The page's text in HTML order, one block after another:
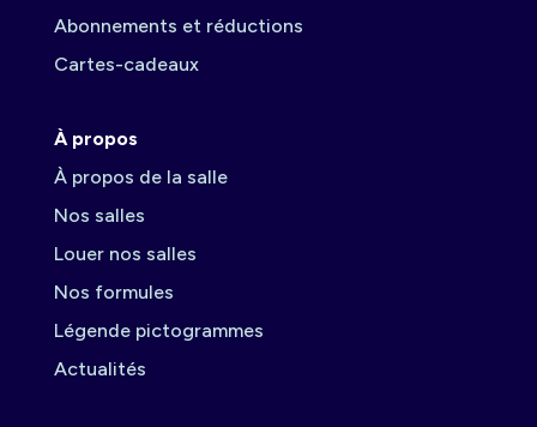
Abonnements et réductions
Cartes-cadeaux
À propos
À propos de la salle
Nos salles
Louer nos salles
Nos formules
Légende pictogrammes
Actualités